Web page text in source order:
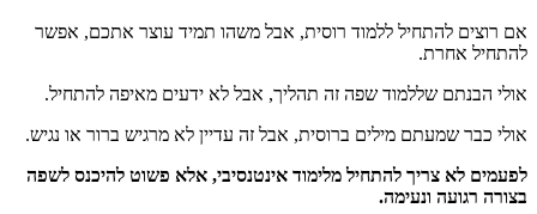
אם רוצים להתחיל ללמוד רוסית, אבל משהו תמיד עוצר אתכם, אפשר
להתחיל אחרת.
אולי הבנתם שללמוד שפה זה תהליך, אבל לא ידעים מאיפה להתחיל.
אולי כבר שמעתם מילים ברוסית, אבל זה עדיין לא מרגיש ברור או נגיש.
לפעמים לא צריך להתחיל מלימוד אינטנסיבי, אלא פשוט להיכנס לשפה
בצורה רגועה ונעימה.